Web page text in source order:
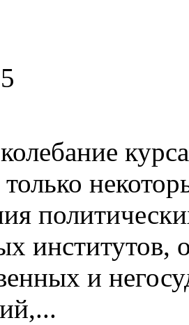
институтов,
и